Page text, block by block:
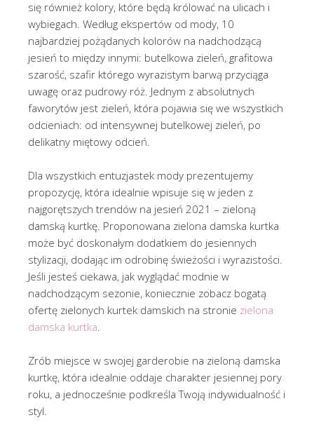
się również kolory, które będą królować na ulicach i
wybiegach. Według ekspertów od mody, 10
najbardziej pożądanych kolorów na nadchodzącą
jesień to między innymi: butelkowa zieleń, grafitowa
szarość, szafir którego wyrazistym barwą przyciąga
uwagę oraz pudrowy róż. Jednym z absolutnych
faworytów jest zieleń, która pojawia się we wszystkich
odcieniach: od intensywnej butelkowej zieleń, po
delikatny miętowy odcień.
Dla wszystkich entuzjastek mody prezentujemy
propozycję, która idealnie wpisuje się w jeden z
najgorętszych trendów na jesień 2021 – zieloną
damską kurtkę. Proponowana zielona damska kurtka
może być doskonałym dodatkiem do jesiennych
stylizacji, dodając im odrobinę świeżości i wyrazistości.
Jeśli jesteś ciekawa, jak wyglądać modnie w
nadchodzącym sezonie, koniecznie zobacz bogatą
ofertę zielonych kurtek damskich na stronie zielona
damska kurtka.
Zrób miejsce w swojej garderobie na zieloną damska
kurtkę, która idealnie oddaje charakter jesiennej pory
roku, a jednocześnie podkreśla Twoją indywidualność i
styl.